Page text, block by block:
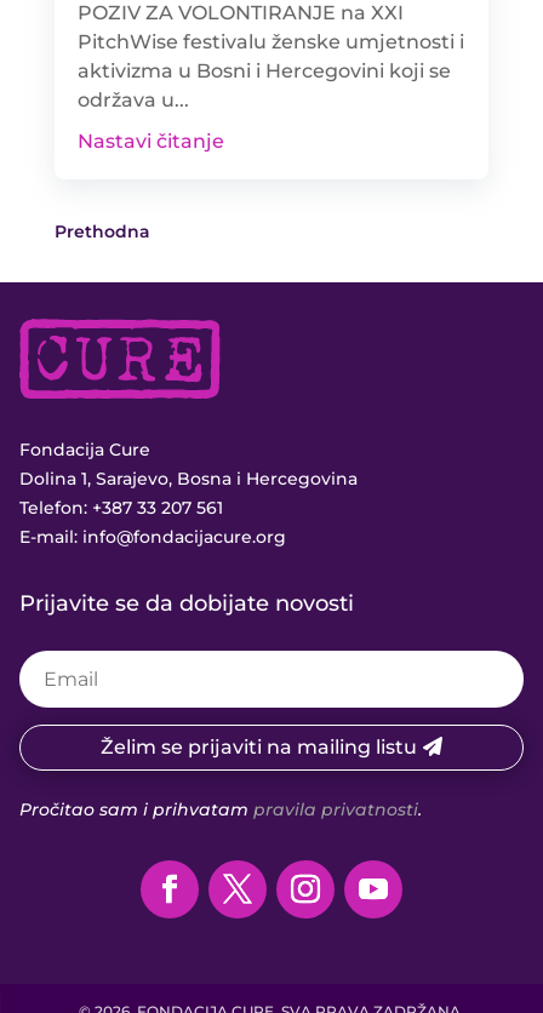
POZIV ZA VOLONTIRANJE na XXI
PitchWise festivalu ženske umjetnosti i
aktivizma u Bosni i Hercegovini koji se
održava u...
Nastavi čitanje
Prethodna
Fondacija Cure
Dolina 1, Sarajevo, Bosna i Hercegovina
Telefon: +387 33 207 561
E-mail: info@fondacijacure.org
Prijavite se da dobijate novosti
Želim se prijaviti na mailing listu
Pročitao sam i prihvatam pravila privatnosti.